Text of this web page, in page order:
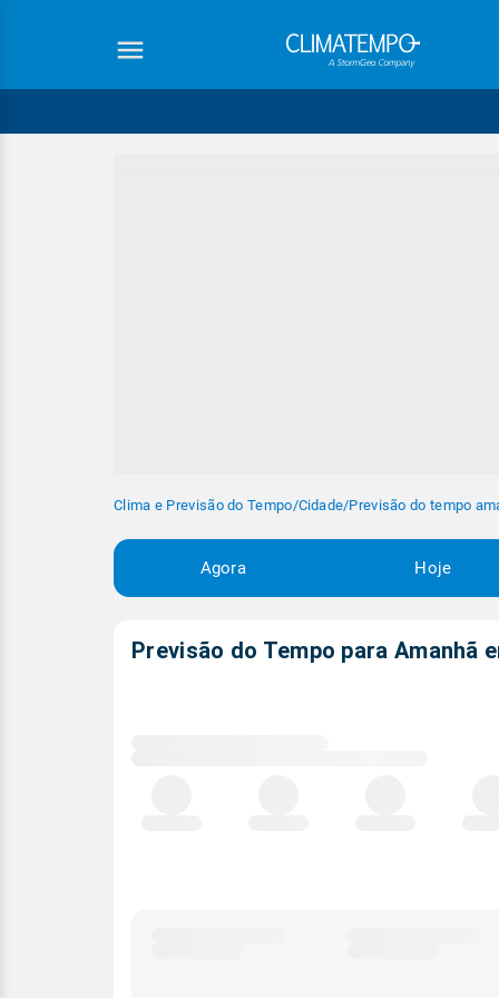
Clima e Previsão do Tempo/Cidade/Previsão do tempo
Agora Hoje
Previsão do Tempo para Amanhã